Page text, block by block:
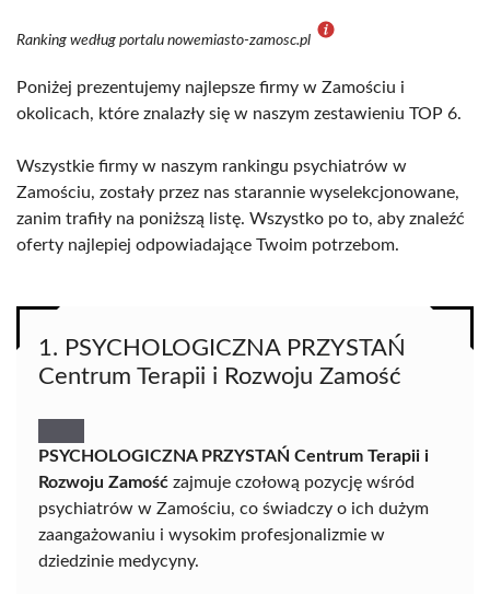
Ranking według portalu nowemiasto-zamosc.pl
Poniżej prezentujemy najlepsze firmy w Zamościu i
okolicach, które znalazły się w naszym zestawieniu TOP 6.
Wszystkie firmy w naszym rankingu psychiatrów w
Zamościu, zostały przez nas starannie wyselekcjonowane,
zanim trafiły na poniższą listę. Wszystko po to, aby znaleźć
oferty najlepiej odpowiadające Twoim potrzebom.
1. PSYCHOLOGICZNA PRZYSTAŃ
Centrum Terapii i Rozwoju Zamość
PSYCHOLOGICZNA PRZYSTAŃ Centrum Terapii i
Rozwoju Zamość zajmuje czołową pozycję wśród
psychiatrów w Zamościu, co świadczy o ich dużym
zaangażowaniu i wysokim profesjonalizmie w
dziedzinie medycyny.